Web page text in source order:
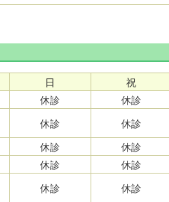
日
祝
休診
休診
休診
休診
休診
休診
休診
休診
休診
休診